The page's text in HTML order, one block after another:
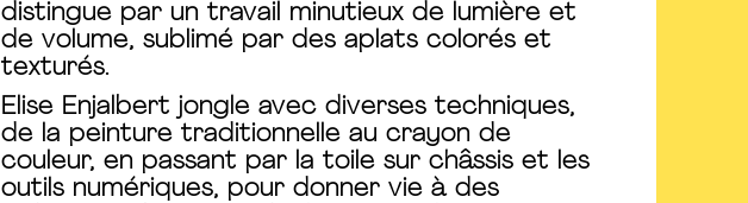
distingue par un travail minutieux de lumière et
de volume, sublimé par des aplats colorés et
texturés.
Elise Enjalbert jongle avec diverses techniques,
de la peinture traditionnelle au crayon de
couleur, en passant par la toile sur châssis et les
outils numériques, pour donner vie à des